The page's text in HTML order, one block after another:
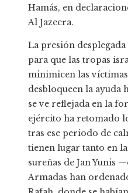
Hamás, en
Al Jazeera.
La presión
para que las tropas
minimicen las
desbloqueen la ayuda
se ve reflejada en la
ejército ha retomado
tras ese periodo de
tienen lugar tanto en
sureñas de Jan Yunis
Armadas han